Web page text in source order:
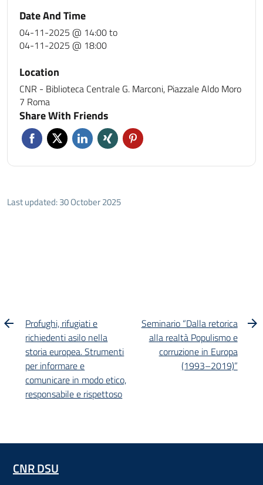
Date And Time
04-11-2025 @ 14:00to
04-11-2025 @ 18:00
Location
CNR - Biblioteca Centrale G. Marconi, Piazzale Aldo Moro
7 Roma
Share With Friends
Last updated: 30 October 2025
Profughi, rifugiati e
richiedenti asilo nella
storia europea. Strumenti
per informare e
comunicare in modo etico,
responsabile e rispettoso
Seminario “Dalla retorica
alla realtà Populismo e
corruzione in Europa
(1993–2019)”
CNR DSU